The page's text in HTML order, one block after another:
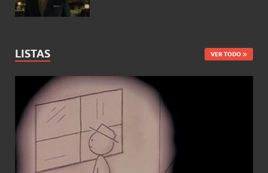
LISTAS VER TODO